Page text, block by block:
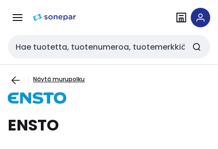
navigointiinsisältöön
Haku
Näytä murupolku
ENSTO